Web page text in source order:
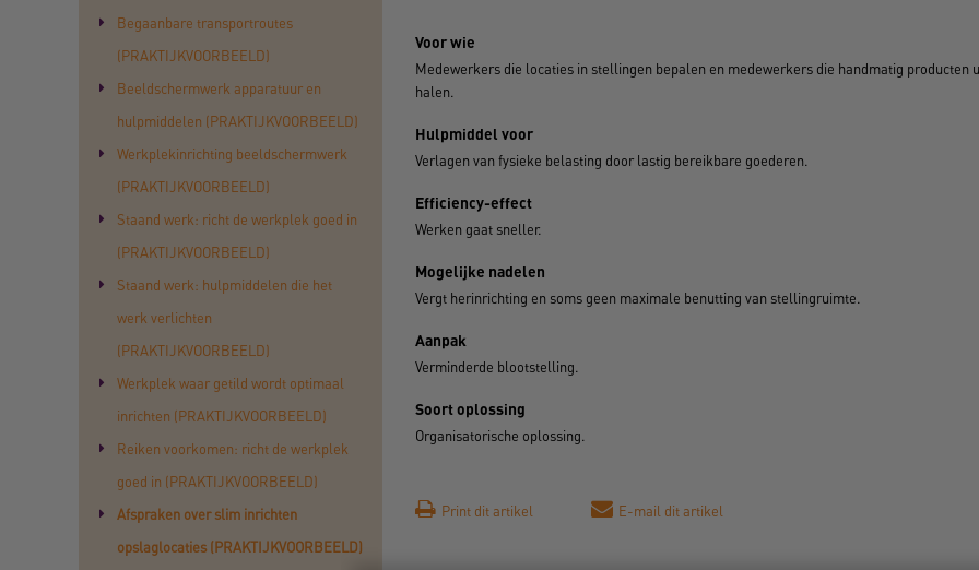
Begaanbare transportroutes
(PRAKTIJKVOORBEELD)
Beeldschermwerk apparatuur en
hulpmiddelen (PRAKTIJKVOORBEELD)
Werkplekinrichting beeldschermwerk
(PRAKTIJKVOORBEELD)
Staand werk: richt de werkplek goed in
(PRAKTIJKVOORBEELD)
Staand werk: hulpmiddelen die het
werk verlichten
(PRAKTIJKVOORBEELD)
Werkplek waar getild wordt optimaal
inrichten (PRAKTIJKVOORBEELD)
Reiken voorkomen: richt de werkplek
goed in (PRAKTIJKVOORBEELD)
Afspraken over slim inrichten
opslaglocaties (PRAKTIJKVOORBEELD)
Voor wie
Medewerkers die locaties in stellingen bepalen en medewerkers die handmatig producten
halen.
Hulpmiddel voor
Verlagen van fysieke belasting door lastig bereikbare goederen.
Efficiency-effect
Werken gaat sneller.
Mogelijke nadelen
Vergt herinrichting en soms geen maximale benutting van stellingruimte.
Aanpak
Verminderde blootstelling.
Soort oplossing
Organisatorische oplossing.
Print dit artikel E-mail dit artikel